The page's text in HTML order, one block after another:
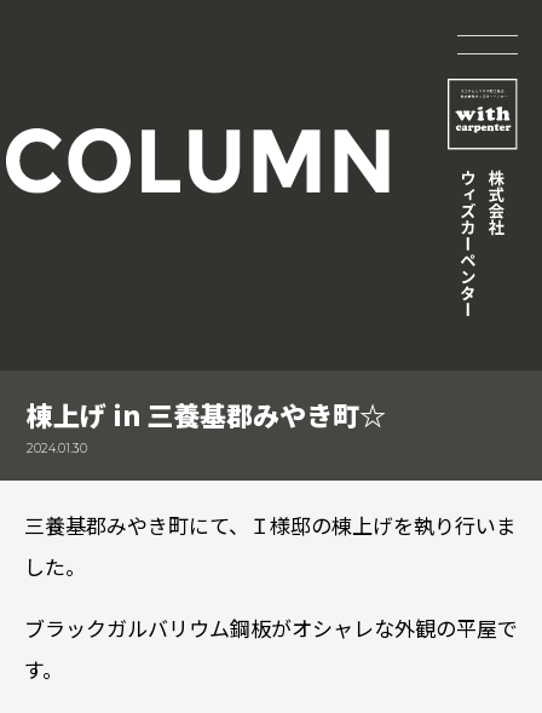
棟上げ in 三養基郡みやき町☆
2024.01.30
三養基郡みやき町にて、Ｉ様邸の棟上げを執り行いま
した。
ブラックガルバリウム鋼板がオシャレな外観の平屋で
す。